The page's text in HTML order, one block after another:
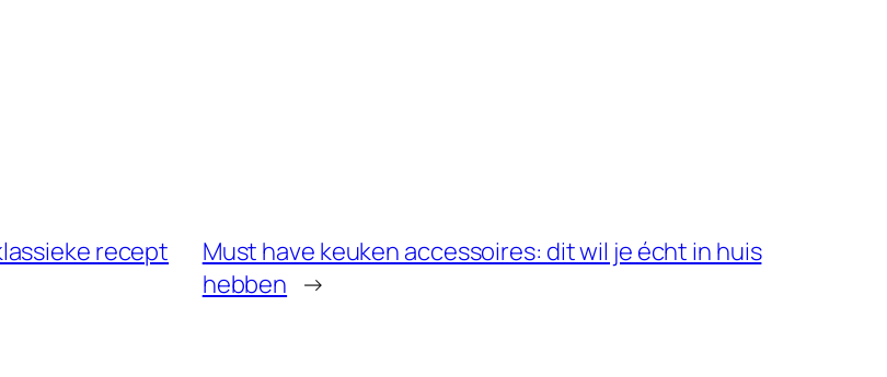
recept
Must have keuken accessoires: dit wil je écht in huis
hebben →